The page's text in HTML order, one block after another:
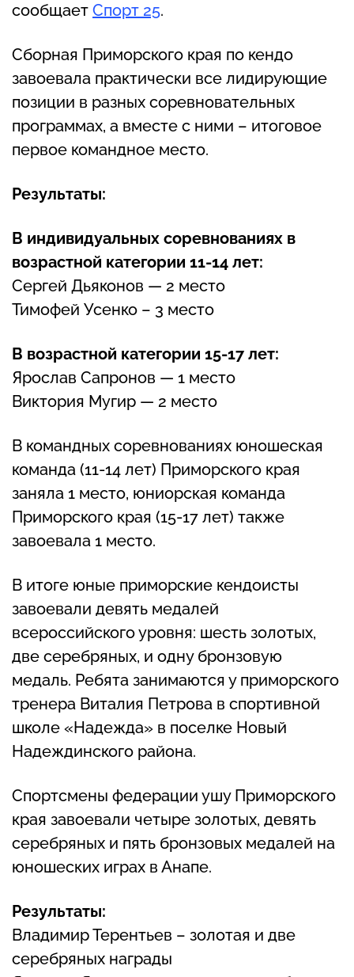
сообщает Спорт 25.
Сборная Приморского края по кендо
завоевала практически все лидирующие
позиции в разных соревновательных
программах, а вместе с ними – итоговое
первое командное место.
Результаты:
В индивидуальных соревнованиях в
возрастной категории 11-14 лет:
Сергей Дьяконов — 2 место
Тимофей Усенко – 3 место
В возрастной категории 15-17 лет:
Ярослав Сапронов — 1 место
Виктория Мугир — 2 место
В командных соревнованиях юношеская
команда (11-14 лет) Приморского края
заняла 1 место, юниорская команда
Приморского края (15-17 лет) также
завоевала 1 место.
В итоге юные приморские кендоисты
завоевали девять медалей
всероссийского уровня: шесть золотых,
две серебряных, и одну бронзовую
медаль. Ребята занимаются у приморского
тренера Виталия Петрова в спортивной
школе «Надежда» в поселке Новый
Надеждинского района.
Спортсмены федерации ушу Приморского
края завоевали четыре золотых, девять
серебряных и пять бронзовых медалей на
юношеских играх в Анапе.
Результаты:
Владимир Терентьев – золотая и две
серебряных награды